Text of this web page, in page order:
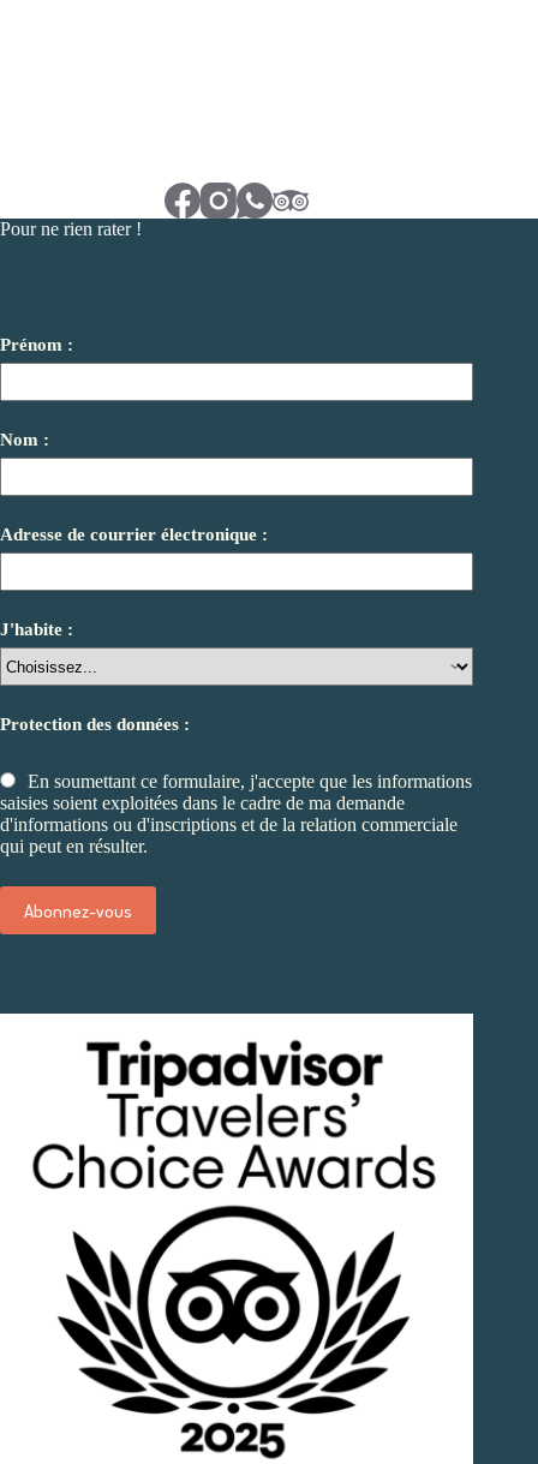
Pour ne rien rater !
Prénom :
Nom :
Adresse de courrier électronique :
J'habite :
Protection des données :
En soumettant ce formulaire, j'accepte que les informations
saisies soient exploitées dans le cadre de ma demande
d'informations ou d'inscriptions et de la relation commerciale
qui peut en résulter.